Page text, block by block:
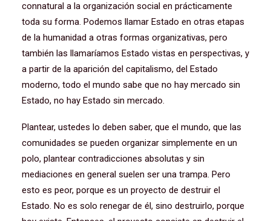
connatural a la organización social en prácticamente
toda su forma. Podemos llamar Estado en otras etapas
de la humanidad a otras formas organizativas, pero
también las llamaríamos Estado vistas en perspectivas, y
a partir de la aparición del capitalismo, del Estado
moderno, todo el mundo sabe que no hay mercado sin
Estado, no hay Estado sin mercado.
Plantear, ustedes lo deben saber, que el mundo, que las
comunidades se pueden organizar simplemente en un
polo, plantear contradicciones absolutas y sin
mediaciones en general suelen ser una trampa. Pero
esto es peor, porque es un proyecto de destruir el
Estado. No es solo renegar de él, sino destruirlo, porque